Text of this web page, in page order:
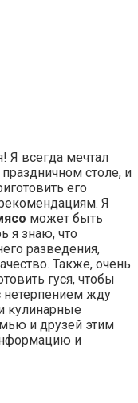
Я всегда мечтал
столе, и
его
Я
может быть
я знаю, что
разведения,
Также, очень
гуся, чтобы
нетерпением жду
кулинарные
и друзей этим
и